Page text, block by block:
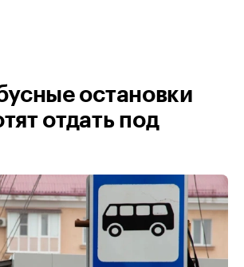
остановки
отдать под